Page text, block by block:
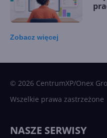
Zobacz więcej
© 2026 CentrumXP/Onex
Wszelkie prawa zastrzeżone
NASZE SERWISY